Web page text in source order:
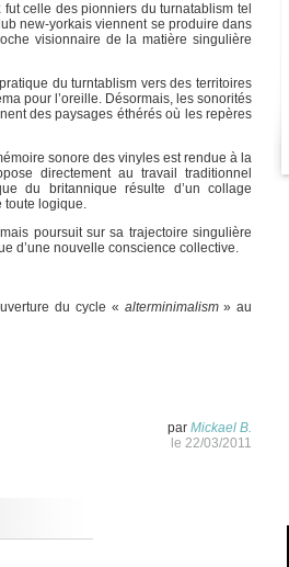
fut celle des pionniers du turnatablism tel
new-yorkais viennent se produire dans
visionnaire de la matière singulière
du turntablism vers des territoires
pour l’oreille. Désormais, les sonorités
des paysages éthérés où les repères
sonore des vinyles est rendue à la
directement au travail traditionnel
du britannique résulte d’un collage
toute logique.
poursuit sur sa trajectoire singulière
d’une nouvelle conscience collective.
du cycle « alterminimalism» au
par Mickael B.
le 22/03/2011